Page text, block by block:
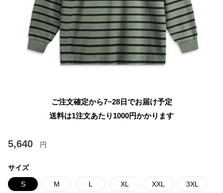
ご注文確定から7~28日でお届け予定
送料は1注文あたり 1000円かかります
5,640 円
サイズ
S M L XL XXL 3XL